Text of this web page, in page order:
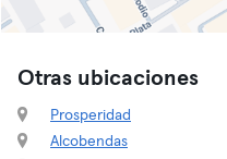
Otras ubicaciones
Prosperidad
Alcobendas